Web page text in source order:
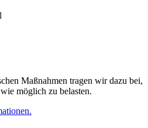
Maßnahmen tragen wir dazu bei,
möglich zu belasten.